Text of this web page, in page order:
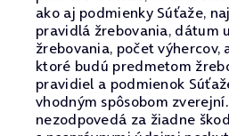
ako aj podmienky Súťaže,
pravidlá žrebovania, dátum
žrebovania, počet výhercov,
ktoré budú predmetom
pravidiel a podmienok
vhodným spôsobom
nezodpovedá za žiadne